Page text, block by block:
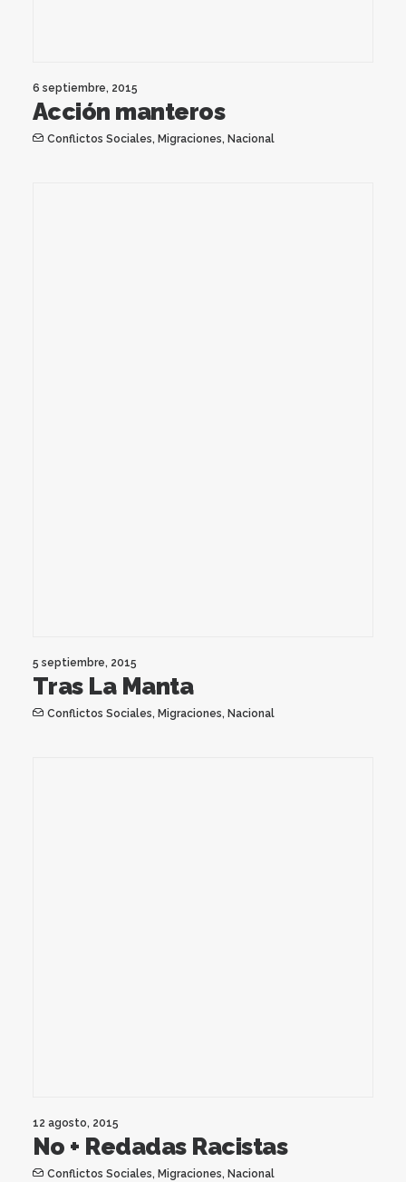
6 septiembre, 2015
Acción manteros
Conflictos Sociales, Migraciones, Nacional
5 septiembre, 2015
Tras La Manta
Conflictos Sociales, Migraciones, Nacional
12 agosto, 2015
No + Redadas Racistas
Conflictos Sociales, Migraciones, Nacional